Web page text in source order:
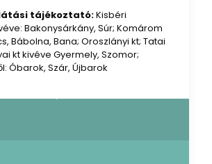
tájékoztató:Kisbéri
Bakonysárkány, Súr; Komárom
Bábolna, Bana; Oroszlányi kt; Tatai
kt kivéve Gyermely, Szomor;
Óbarok, Szár, Újbarok